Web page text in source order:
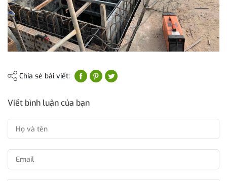
Chia sẻ bài viết:
Viết bình luận của bạn